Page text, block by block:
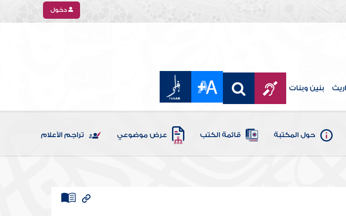
دخول
بنين وبنات
حول المكتبة قائمة الكتب عرض موضوعي تراجم الأعلام